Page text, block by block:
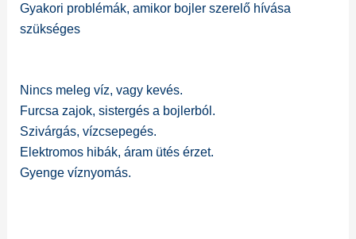
Gyakori problémák, amikor bojler szerelő hívása
szükséges
Nincs meleg víz, vagy kevés.
Furcsa zajok, sistergés a bojlerból.
Szivárgás, vízcsepegés.
Elektromos hibák, áram ütés érzet.
Gyenge víznyomás.